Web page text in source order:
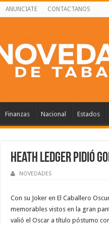
ANUNCIATE CONTACTANOS
Finanzas Nacional Estados
Heath Ledger pidió
NOVEDADES
Con su Joker en El Caballero
memorables vistos en la gran
valió el Oscar a título póstumo